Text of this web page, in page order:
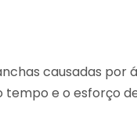
causadas por
tempo e o esforço